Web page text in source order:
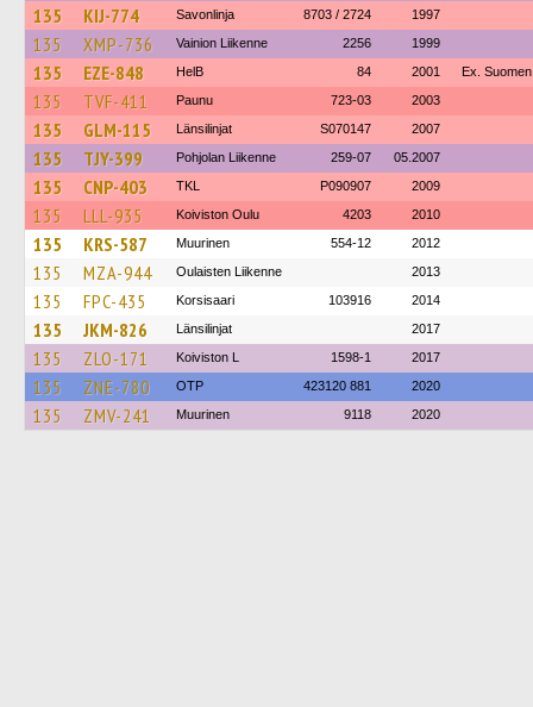
135 KIJ-774 Savonlinja 8703 / 2724 1997
135 XMP-736 Vainion Liikenne 2256 1999
135 EZE-848 HelB 84 2001 Ex.
135 TVF-411 Paunu 723-03 2003
135 GLM-115 Länsilinjat S070147 2007
135 TJY-399 Pohjolan Liikenne 259-07 05.2007
135 CNP-403 TKL P090907 2009
135 LLL-935 Koiviston Oulu 4203 2010
135 KRS-587 Muurinen 554-12 2012
135 MZA-944 Oulaisten Liikenne 2013
135 FPC-435 Korsisaari 103916 2014
135 JKM-826 Länsilinjat 2017
135 ZLO-171 Koiviston L 1598-1 2017
135 ZNE-780 OTP 423120 881 2020
135 ZMV-241 Muurinen 9118 2020